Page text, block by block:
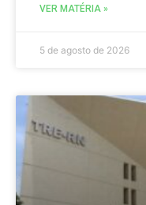
VER MATÉRIA »
5 de agosto de 2026